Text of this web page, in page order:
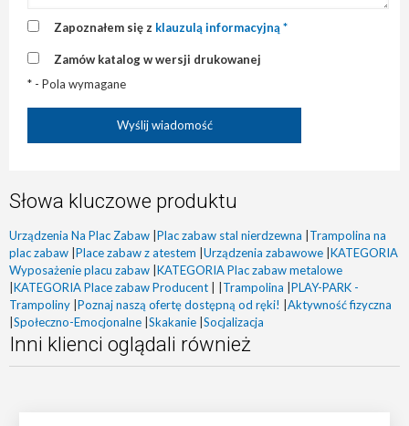
Zapoznałem się z klauzulą informacyjną *
Zamów katalog w wersji drukowanej
* - Pola wymagane
Słowa kluczowe produktu
Urządzenia Na Plac Zabaw Plac zabaw stal nierdzewna
Trampolina na
plac zabaw Place zabaw z atestem Urządzenia zabawowe KATEGORIA
Wyposażenie placu zabaw KATEGORIA Plac zabaw metalowe
KATEGORIA Place zabaw Producent Trampolina PLAY-PARK -
Trampoliny Poznaj naszą ofertę dostępną od ręki!
Aktywność fizyczna
Społeczno-Emocjonalne Skakanie Socjalizacja
Inni klienci oglądali również